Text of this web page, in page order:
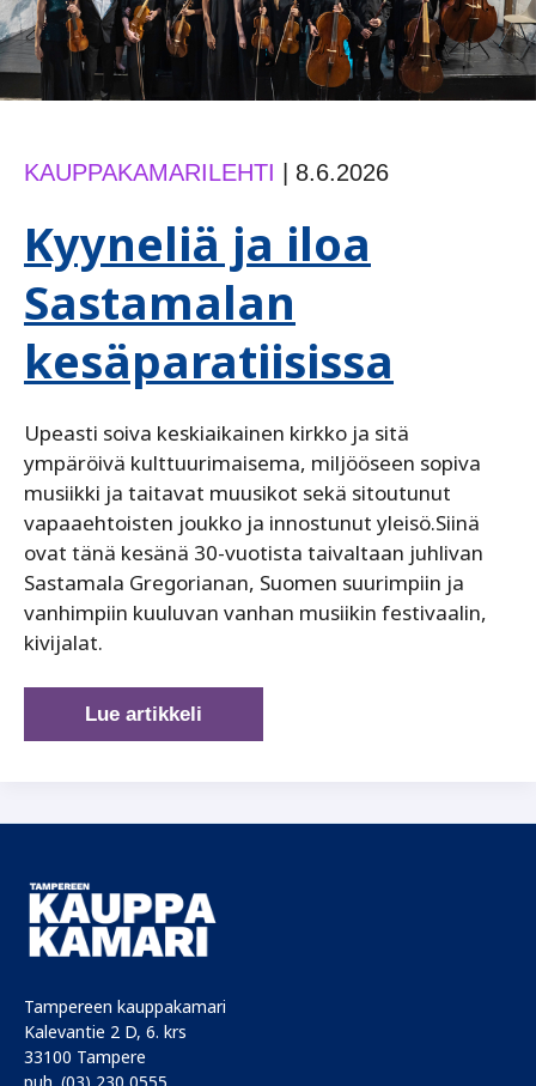
KAUPPAKAMARILEHTI 8.6.2026
Kyyneliä ja iloa
Sastamalan
kesäparatiisissa
Upeasti soiva keskiaikainen kirkko ja sitä
ympäröivä kulttuurimaisema, miljööseen sopiva
musiikki ja taitavat muusikot sekä sitoutunut
vapaaehtoisten joukko ja innostunut yleisö.Siinä
ovat tänä kesänä 30-vuotista taivaltaan juhlivan
Sastamala Gregorianan, Suomen suurimpiin ja
vanhimpiin kuuluvan vanhan musiikin festivaalin,
kivijalat.
Kyyneliä
ja
Lue artikkeli
Tampereen kauppakamari
Kalevantie 2 D, 6. krs
33100 Tampere